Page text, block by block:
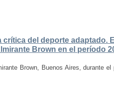
del deporte adaptado.
Brown en el período
Brown, Buenos Aires, durante el